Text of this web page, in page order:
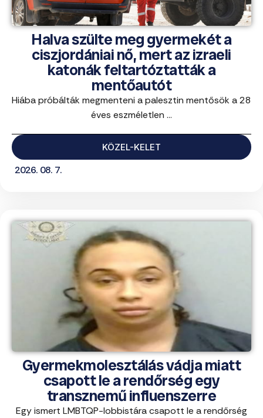
Halva szülte meg gyermekét a
ciszjordániai nő, mert az izraeli
katonák feltartóztatták a
mentőautót
Hiába próbálták megmenteni a palesztin mentősök a 28
éves eszméletlen ...
KÖZEL-KELET
2026. 08. 7.
Gyermekmolesztálás vádja miatt
csapott le a rendőrség egy
transznemű influenszerre
Egy ismert LMBTQP-lobbistára csapott le a rendőrség